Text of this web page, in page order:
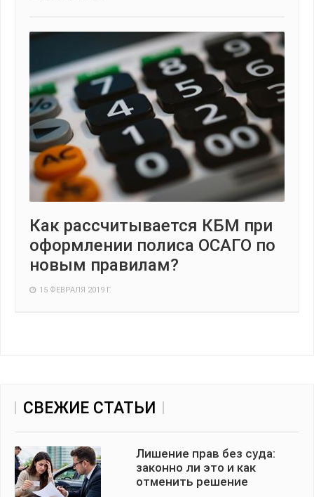
Как рассчитывается КБМ при
оформлении полиса ОСАГО по
новым правилам?
15 ФЕВРАЛЯ 2019 Г.
СВЕЖИЕ СТАТЬИ
Лишение прав без суда:
законно ли это и как
отменить решение